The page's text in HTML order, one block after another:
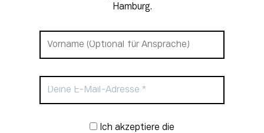
Hamburg.
Newsletter-Anmeldung